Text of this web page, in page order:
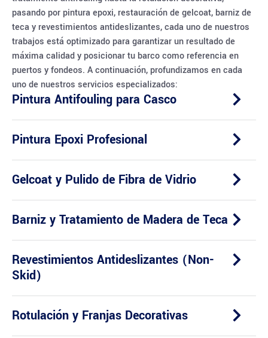
pasando por pintura epoxi, restauración de gelcoat, barniz de
teca y revestimientos antideslizantes, cada uno de nuestros
trabajos está optimizado para garantizar un resultado de
máxima calidad y posicionar tu barco como referencia en
puertos y fondeos. A continuación, profundizamos en cada
uno de nuestros servicios especializados:
Pintura Antifouling para Casco
Pintura Epoxi Profesional
Gelcoat y Pulido de Fibra de Vidrio
Barniz y Tratamiento de Madera de Teca
Revestimientos Antideslizantes (Non-
Skid)
Rotulación y Franjas Decorativas